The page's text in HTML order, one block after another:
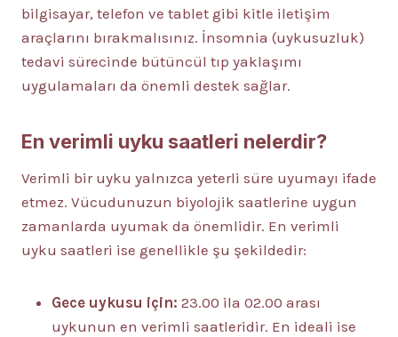
bilgisayar, telefon ve tablet gibi kitle iletişim
araçlarını bırakmalısınız. İnsomnia (uykusuzluk)
tedavi sürecinde bütüncül tıp yaklaşımı
uygulamaları da önemli destek sağlar.
En verimli uyku saatleri nelerdir?
Verimli bir uyku yalnızca yeterli süre uyumayı ifade
etmez. Vücudunuzun biyolojik saatlerine uygun
zamanlarda uyumak da önemlidir. En verimli
uyku saatleri ise genellikle şu şekildedir:
Gece uykusu için: 23.00 ila 02.00 arası
uykunun en verimli saatleridir. En ideali ise